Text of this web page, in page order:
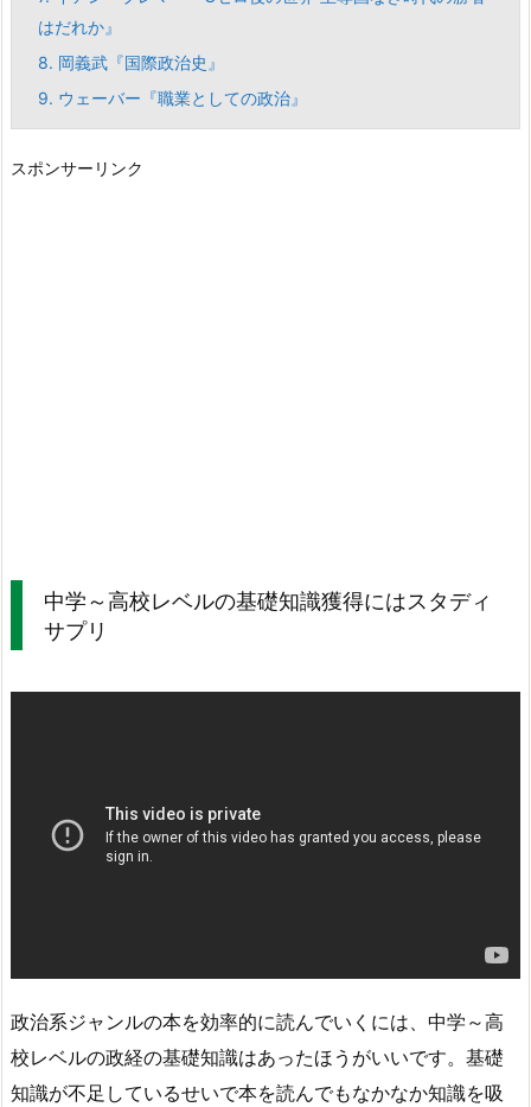
はだれか』
8. 岡義武『国際政治史』
9. ウェーバー『職業としての政治』
スポンサーリンク
中学～高校レベルの基礎知識獲得にはスタディ
サプリ
政治系ジャンルの本を効率的に読んでいくには、中学～高
校レベルの政経の基礎知識はあったほうがいいです。基礎
知識が不足しているせいで本を読んでもなかなか知識を吸